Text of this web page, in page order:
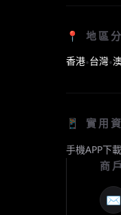
📍 地區
香港•台灣•
📱 實用
手機APP下載
商
✉️